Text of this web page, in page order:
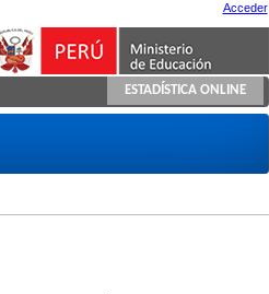
Acceder
ESTADÍSTICA ONLINE